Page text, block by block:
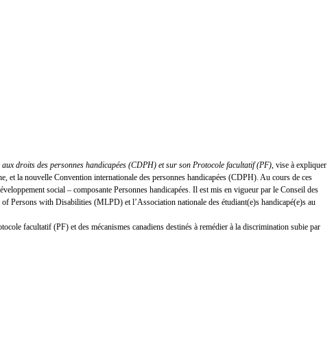
droits des personnes handicapées (CDPH) et sur son Protocole facultatif (PF) , vise à expliquer
et la nouvelle Convention internationale des personnes handicapées (CDPH). Au cours de ces
social – composante Personnes handicapées. Il est mis en vigueur par le Conseil des
with Disabilities (MLPD) et l’Association nationale des étudiant(e)s handicapé(e)s au
facultatif (PF) et des mécanismes canadiens destinés à remédier à la discrimination subie par